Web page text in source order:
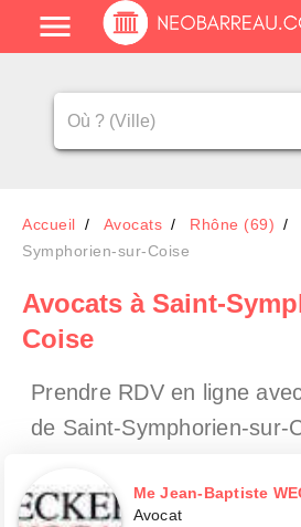
Accueil Avocats Rhône (69)
Symphorien-sur-Coise
Avocats à Saint-
Coise
Prendre RDV en ligne
de Saint-Symphorien-sur-
Me Jean-Baptiste
Avocat